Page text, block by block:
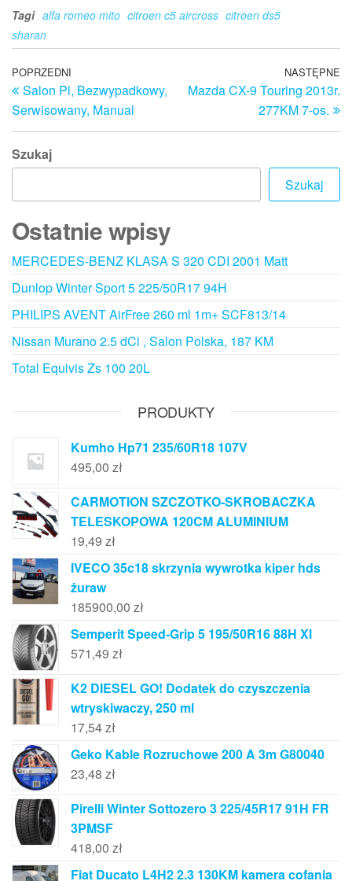
Tagi alfa romeo mito citroen c5 aircross citroen ds5
sharan
Nawigacja
wpisu
Poprzedni
wpis
POPRZEDNI
Salon Pl, Bezwypadkowy,
Serwisowany, Manual
NASTĘPNE
Mazda CX-9 Touring 2013r.
277KM 7-os.
Szukaj
Szukaj
Ostatnie wpisy
MERCEDES-BENZ KLASA S 320 CDI 2001 Matt
Dunlop Winter Sport 5 225/50R17 94H
PHILIPS AVENT AirFree 260 ml 1m+ SCF813/14
Nissan Murano 2.5 dCi , Salon Polska, 187 KM
Total Equivis Zs 100 20L
PRODUKTY
Kumho Hp71 235/60R18 107V
495,00 zł
CARMOTION SZCZOTKO-SKROBACZKA
TELESKOPOWA 120CM ALUMINIUM
19,49 zł
IVECO 35c18 skrzynia wywrotka kiper hds
żuraw
185900,00 zł
Semperit Speed-Grip 5 195/50R16 88H Xl
571,49 zł
K2 DIESEL GO! Dodatek do czyszczenia
wtryskiwaczy, 250 ml
17,54zł
Geko Kable Rozruchowe 200 A 3m G80040
23,48 zł
Pirelli Winter Sottozero 3 225/45R17 91H FR
3PMSF
418,00 zł
Fiat Ducato L4H2 2.3 130KM kamera cofania